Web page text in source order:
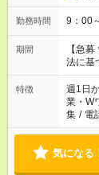
勤務時間 9：00
期間
【急
法に基
特徴 週1日
業・W
集 / 電
気になる